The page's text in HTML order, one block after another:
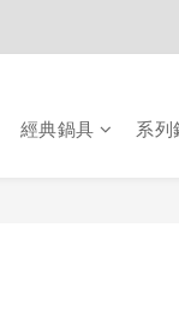
經典鍋具 系列